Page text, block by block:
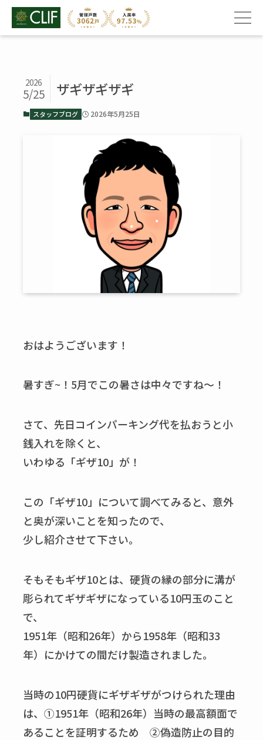
ザギザギザギ
2026
5/25
スタッフブログ 2026年5月25日
おはようございます！
暑すぎ~！5月でこの暑さは中々ですね～！
さて、先日コインパーキング代を払おうと小
銭入れを除くと、
いわゆる「ギザ10」が！
この「ギザ10」について調べてみると、意外
と奥が深いことを知ったので、
少し紹介させて下さい。
そもそもギザ10とは、硬貨の縁の部分に溝が
彫られてギザギザになっている10円玉のこと
で、
1951年（昭和26年）から1958年（昭和33
年）にかけての間だけ製造されました。
当時の10円硬貨にギザギザがつけられた理由
は、①1951年（昭和26年）当時の最高額面で
あることを証明するため ②偽造防止の目的